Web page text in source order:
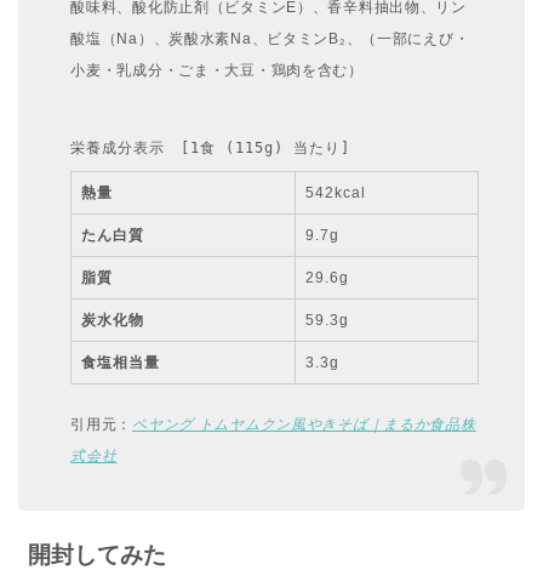
酸味料、酸化防止剤（ビタミンE）、香辛料抽出物、リン
酸塩（Na）、炭酸水素Na、ビタミンB₂、（一部にえび・
小麦・乳成分・ごま・大豆・鶏肉を含む）
栄養成分表示　[1食 (115g) 当たり]
熱量 542kcal
たん白質 9.7g
脂質 29.6g
炭水化物 59.3g
食塩相当量 3.3g
引用元： ペヤング トムヤムクン風やきそば｜まるか食品株
式会社
開封してみた